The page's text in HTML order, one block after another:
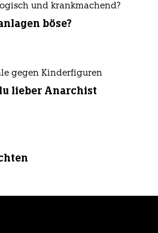
und krankmachend?
böse?
gegen Kinderfiguren
lieber Anarchist